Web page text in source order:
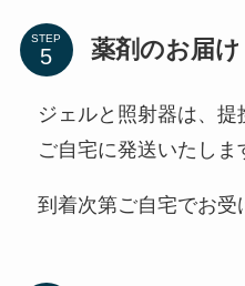
STEP 薬剤のお届け
ジェルと照射器は、
ご自宅に発送いたしま
到着次第ご自宅でお受